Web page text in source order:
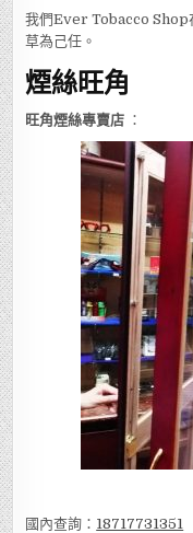
我們Ever Tobacco Shop
草為己任。
煙絲旺角
旺角煙絲專賣店 ：
國內查詢： 18717731351